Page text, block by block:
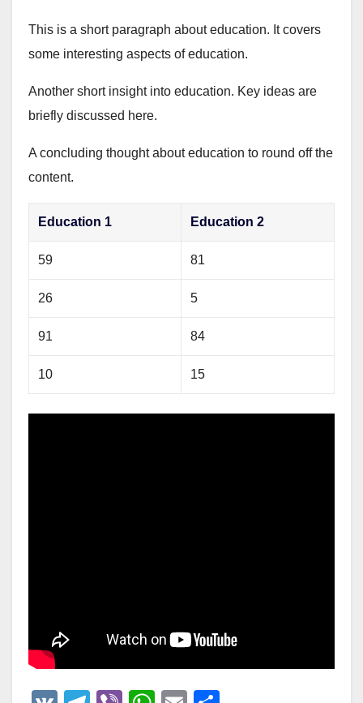
This is a short paragraph about education. It covers
some interesting aspects of education.
Another short insight into education. Key ideas are
briefly discussed here.
A concluding thought about education to round off the
content.
Education 1 Education 2
59 81
26 5
91 84
10 15